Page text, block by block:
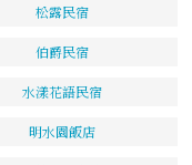
松露民宿
伯爵民宿
水漾花語民宿
明水園飯店